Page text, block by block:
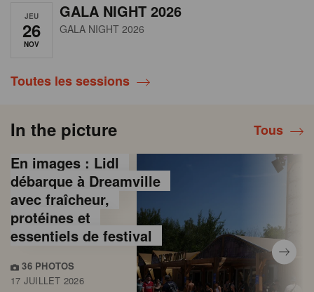
JEU
26
NOV
GALA NIGHT 2026
GALA NIGHT 2026
Toutes les sessions
In the picture Tous
En images : Lidl
débarque à Dreamville
avec fraîcheur,
protéines et
essentiels de festival
36 PHOTOS
17 JUILLET 2026